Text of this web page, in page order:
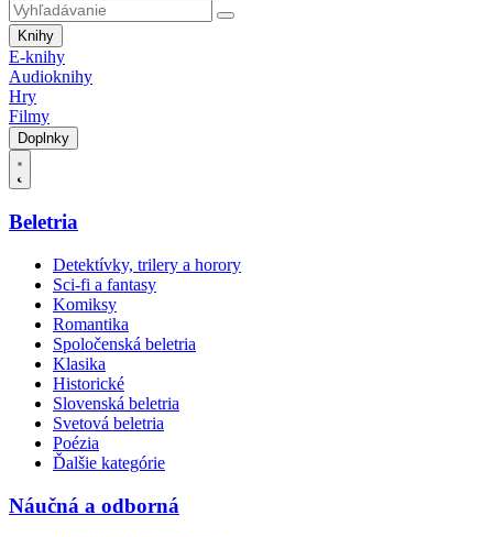
Knihy
E-knihy
Audioknihy
Hry
Filmy
Doplnky
Beletria
Detektívky, trilery a horory
Sci-fi a fantasy
Komiksy
Romantika
Spoločenská beletria
Klasika
Historické
Slovenská beletria
Svetová beletria
Poézia
Ďalšie kategórie
Náučná a odborná